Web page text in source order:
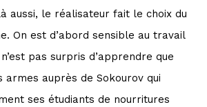
aussi, le réalisateur fait le choix du
On est d’abord sensible au travail
pas surpris d’apprendre que
armes auprès de Sokourov qui
ses étudiants de nourritures